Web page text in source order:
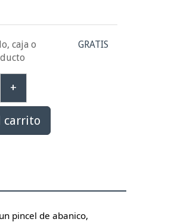
caja o
GRATIS
+
carrito
pincel de abanico,